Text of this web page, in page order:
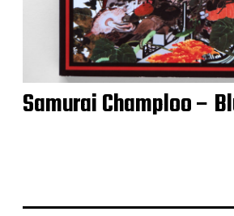
Samurai Champloo –